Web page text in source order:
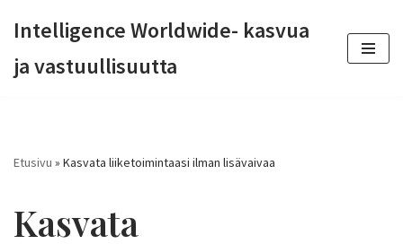
suoraan
Intelligence Worldwide- kasvua
ja vastuullisuutta
Etusivu » Kasvata liiketoimintaasi ilman lisävaivaa
Kasvata